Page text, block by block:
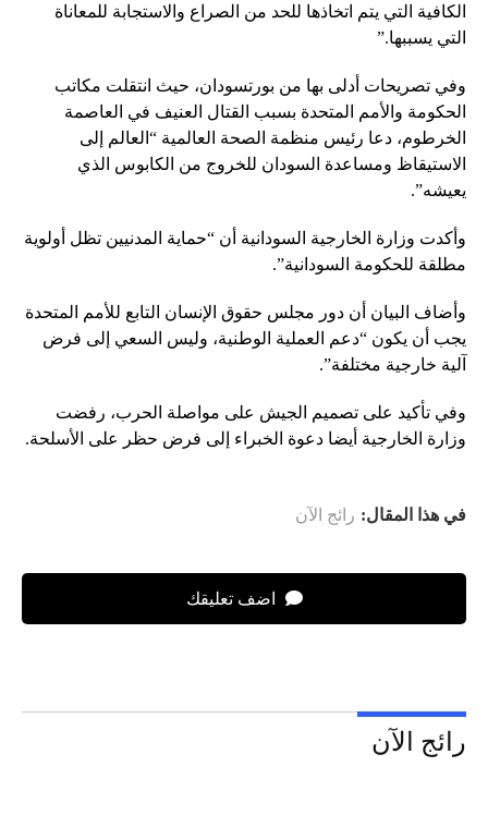
الكافية التي يتم اتخاذها للحد من الصراع والاستجابة للمعاناة
التي يسببها.”
وفي تصريحات أدلى بها من بورتسودان، حيث انتقلت مكاتب
الحكومة والأمم المتحدة بسبب القتال العنيف في العاصمة
الخرطوم، دعا رئيس منظمة الصحة العالمية “العالم إلى
الاستيقاظ ومساعدة السودان للخروج من الكابوس الذي
يعيشه”.
وأكدت وزارة الخارجية السودانية أن “حماية المدنيين تظل أولوية
مطلقة للحكومة السودانية”.
وأضاف البيان أن دور مجلس حقوق الإنسان التابع للأمم المتحدة
يجب أن يكون “دعم العملية الوطنية، وليس السعي إلى فرض
آلية خارجية مختلفة”.
وفي تأكيد على تصميم الجيش على مواصلة الحرب، رفضت
وزارة الخارجية أيضا دعوة الخبراء إلى فرض حظر على الأسلحة.
في هذا المقال: رائج الآن
اضف تعليقك
رائج الآن